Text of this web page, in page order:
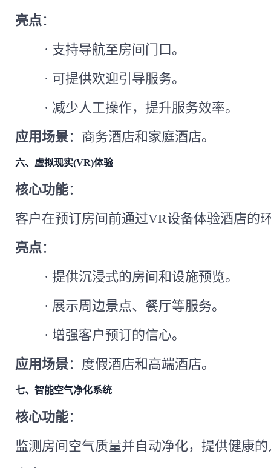
亮点 ：
· 支持导航至房间门口。
· 可提供欢迎引导服务。
· 减少人工操作，提升服务效率。
应用场景：商务酒店和家庭酒店。
六、虚拟现实(VR)体验
核心功能：
客户在预订房间前通过VR设备体验酒店的
亮点 ：
· 提供沉浸式的房间和设施预览。
· 展示周边景点、餐厅等服务。
· 增强客户预订的信心。
应用场景：度假酒店和高端酒店。
七、智能空气净化系统
核心功能：
监测房间空气质量并自动净化，提供健康